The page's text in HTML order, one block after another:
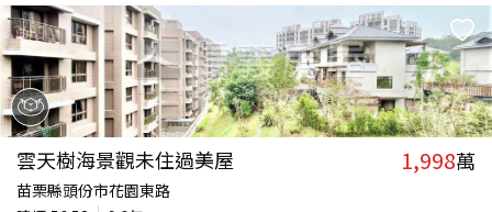
雲天樹海景觀未住過美屋 1,998萬
苗栗縣頭份市花園東路